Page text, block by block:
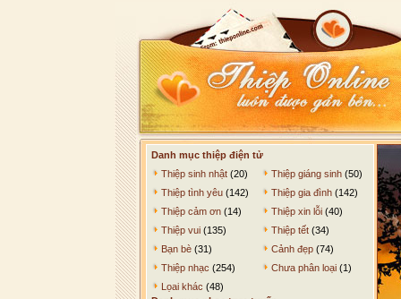
Danh mục thiệp điện tử
Thiệp sinh nhật (20) Thiệp giáng sinh (50)
Thiệp tình yêu (142) Thiệp gia đình (142)
Thiệp cảm ơn (14) Thiệp xin lỗi (40)
Thiệp vui (135) Thiệp tết (34)
Bạn bè (31) Cảnh đẹp (74)
Thiệp nhạc (254) Chưa phân loại (1)
Lọai khác (48)